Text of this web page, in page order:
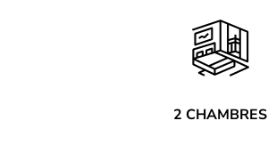
2 CHAMBRES